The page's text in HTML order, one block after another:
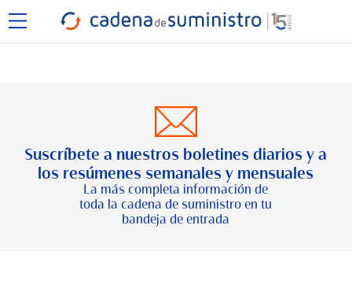
Suscríbete a nuestros boletines diarios y a
los resúmenes semanales y mensuales
La más completa información de
toda la cadena de suministro en tu
bandeja de entrada